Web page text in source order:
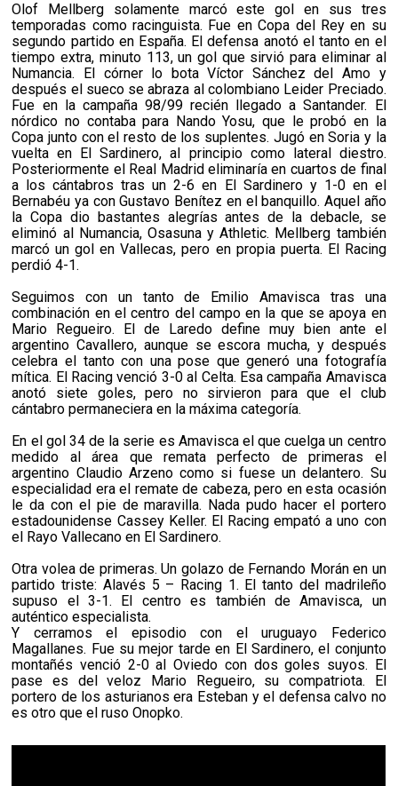
Olof Mellberg solamente marcó este gol en sus tres
temporadas como racinguista. Fue en Copa del Rey en su
segundo partido en España. El defensa anotó el tanto en el
tiempo extra, minuto 113, un gol que sirvió para eliminar al
Numancia. El córner lo bota Víctor Sánchez del Amo y
después el sueco se abraza al colombiano Leider Preciado.
Fue en la campaña 98/99 recién llegado a Santander. El
nórdico no contaba para Nando Yosu, que le probó en la
Copa junto con el resto de los suplentes. Jugó en Soria y la
vuelta en El Sardinero, al principio como lateral diestro.
Posteriormente el Real Madrid eliminaría en cuartos de final
a los cántabros tras un 2-6 en El Sardinero y 1-0 en el
Bernabéu ya con Gustavo Benítez en el banquillo. Aquel año
la Copa dio bastantes alegrías antes de la debacle, se
eliminó al Numancia, Osasuna y Athletic. Mellberg también
marcó un gol en Vallecas, pero en propia puerta. El Racing
perdió 4-1.
Seguimos con un tanto de Emilio Amavisca tras una
combinación en el centro del campo en la que se apoya en
Mario Regueiro. El de Laredo define muy bien ante el
argentino Cavallero, aunque se escora mucha, y después
celebra el tanto con una pose que generó una fotografía
mítica. El Racing venció 3-0 al Celta. Esa campaña Amavisca
anotó siete goles, pero no sirvieron para que el club
cántabro permaneciera en la máxima categoría.
En el gol 34 de la serie es Amavisca el que cuelga un centro
medido al área que remata perfecto de primeras el
argentino Claudio Arzeno como si fuese un delantero. Su
especialidad era el remate de cabeza, pero en esta ocasión
le da con el pie de maravilla. Nada pudo hacer el portero
estadounidense Cassey Keller. El Racing empató a uno con
el Rayo Vallecano en El Sardinero.
Otra volea de primeras. Un golazo de Fernando Morán en un
partido triste: Alavés 5 – Racing 1. El tanto del madrileño
supuso el 3-1. El centro es también de Amavisca, un
auténtico especialista.
Y cerramos el episodio con el uruguayo Federico
Magallanes. Fue su mejor tarde en El Sardinero, el conjunto
montañés venció 2-0 al Oviedo con dos goles suyos. El
pase es del veloz Mario Regueiro, su compatriota. El
portero de los asturianos era Esteban y el defensa calvo no
es otro que el ruso Onopko.